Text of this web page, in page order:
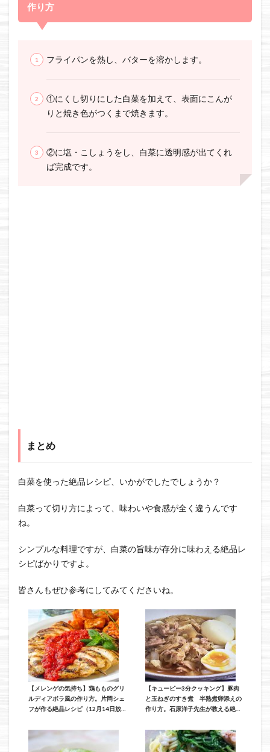
作り方
フライパンを熱し、バターを溶かします。
①にくし切りにした白菜を加えて、表面にこんが
りと焼き色がつくまで焼きます。
②に塩・こしょうをし、白菜に透明感が出てくれ
ば完成です。
まとめ
白菜を使った絶品レシピ、いかがでしたでしょうか？
白菜って切り方によって、味わいや食感が全く違うんです
ね。
シンプルな料理ですが、白菜の旨味が存分に味わえる絶品レ
シピばかりですよ。
皆さんもぜひ参考にしてみてくださいね。
【メレンゲの気持ち】鶏もものグリ
ルディアボラ風の作り方。片岡シェ
フが作る絶品レシピ（12月14日放
【キューピー3分クッキング】豚肉
と玉ねぎのすき煮 半熟煮卵添えの
作り方。石原洋子先生が教える絶品